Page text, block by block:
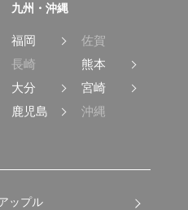
九州・沖縄
福岡
佐賀
長崎
熊本
大分
宮崎
鹿児島
沖縄
ップル